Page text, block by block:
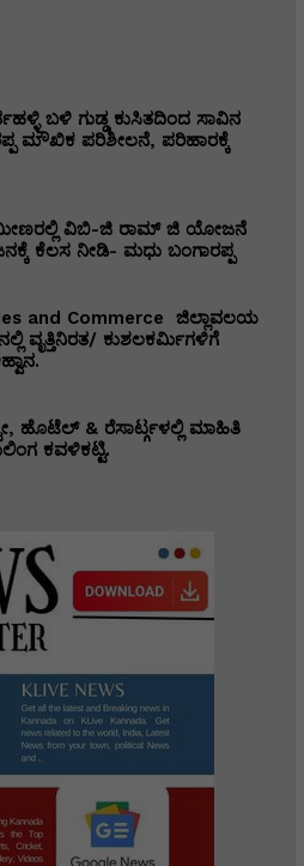
ಬಳಿ ಗುಡ್ಡ ಕುಸಿತದಿಂದ ಸಾವಿನ
ಮೌಖಿಕ ಪರಿಶೀಲನೆ, ಪರಿಹಾರಕ್ಕೆ
ವಿಬಿ-ಜಿ ರಾಮ್ ಜಿ ಯೋಜನೆ
ಕೆಲಸ ನೀಡಿ- ಮಧು ಬಂಗಾರಪ್ಪ
and Commerce ಜಿಲ್ಲಾವಲಯ
ವೃತ್ತಿನಿರತ/ ಕುಶಲಕರ್ಮಿಗಳಿಗೆ
ಹೊಟೆಲ್ & ರೆಸಾರ್ಟ್ಗಳಲ್ಲಿ ಮಾಹಿತಿ
ಕವಳಿಕಟ್ಟಿ.